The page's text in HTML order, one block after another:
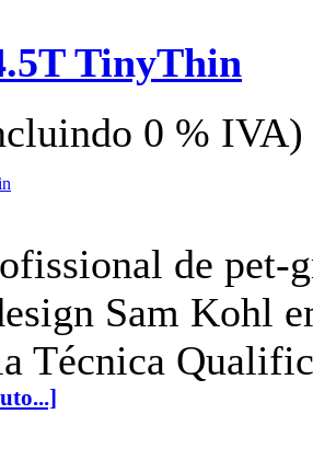
TinyThin
0 % IVA)
de
Sam Kohl
Técnica